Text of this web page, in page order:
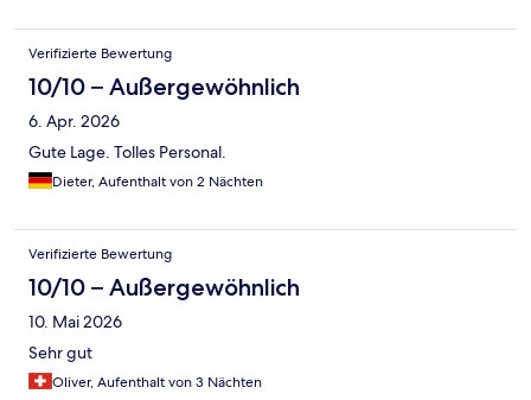
Verifizierte Bewertung
10/10 – Außergewöhnlich
6. Apr. 2026
Gute Lage. Tolles Personal.
Dieter, Aufenthalt von 2 Nächten
Verifizierte Bewertung
10/10 – Außergewöhnlich
10. Mai 2026
Sehr gut
Oliver, Aufenthalt von 3 Nächten